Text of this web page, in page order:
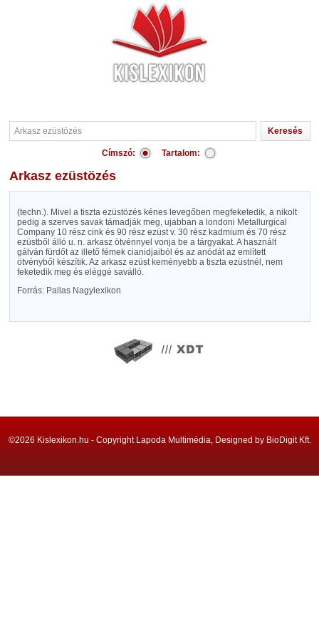
Címszó: Tartalom:
Arkasz ezüstözés
(techn.). Mivel a tiszta ezüstözés kénes levegőben megfeketedik, a nikolt
pedig a szerves savak támadják meg, ujabban a londoni Metallurgical
Company 10 rész cink és 90 rész ezüst v. 30 rész kadmium és 70 rész
ezüstből álló u. n. arkasz ötvénnyel vonja be a tárgyakat. A használt
gálván fürdőt az illető fémek cianidjaiból és az anódát az említett
ötvényből készítik. Az arkasz ezüst keményebb a tiszta ezüstnél, nem
feketedik meg és eléggé saválló.
Forrás: Pallas Nagylexikon
©2026 Kislexikon.hu - Copyright Lapoda Multimédia, Designed by BioDigit Kft.